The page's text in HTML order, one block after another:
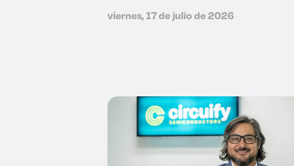
viernes, 17 de julio de 2026